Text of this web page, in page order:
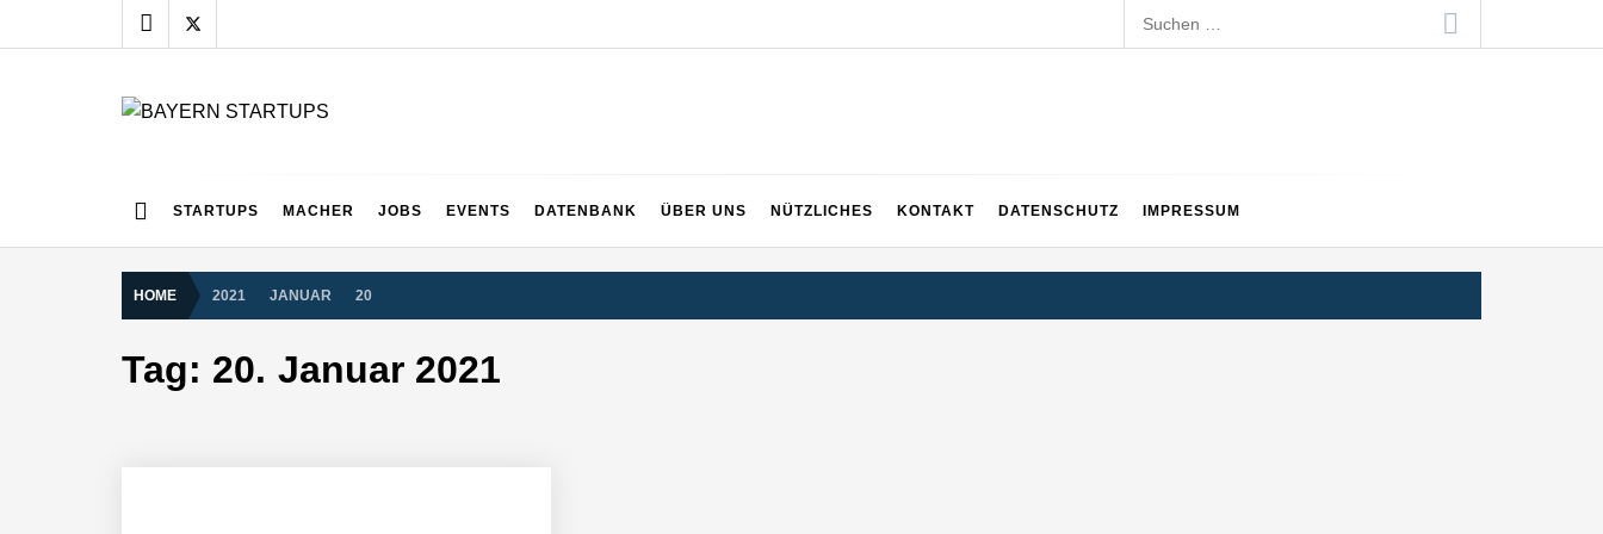
to
Suchen
nach:
STARTUPS MACHER JOBS EVENTS DATENBANK ÜBER UNS NÜTZLICHES KONTAKT DATENSCHUTZ IMPRESSUM
HOME 2021 JANUAR 20
Tag: 20. Januar 2021
AUDAVIS im Employer Portrait